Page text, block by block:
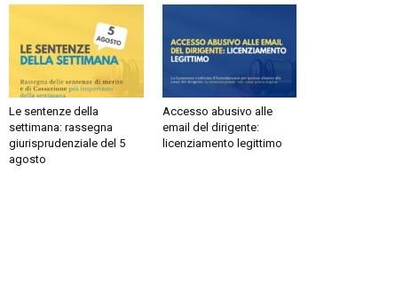
Le sentenze della
settimana: rassegna
giurisprudenziale del 5
agosto
Accesso abusivo alle
email del dirigente:
licenziamento legittimo